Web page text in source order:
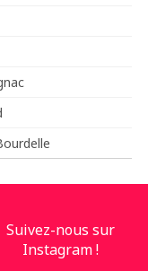
Suivez-nous sur
Instagram !